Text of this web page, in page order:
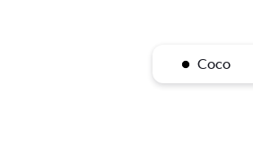
Coco